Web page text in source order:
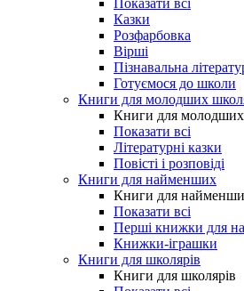
Показати всі
Казки
Розфарбовка
Вірші
Пізнавальна
Готуємося до школи
Книги для молодших
Книги для молодших
Показати всі
Літературні казки
Повісті і розповіді
Книги для найменших
Книги для
Показати всі
Перші книжки для
Книжки-іграшки
Книги для школярів
Книги для школярів